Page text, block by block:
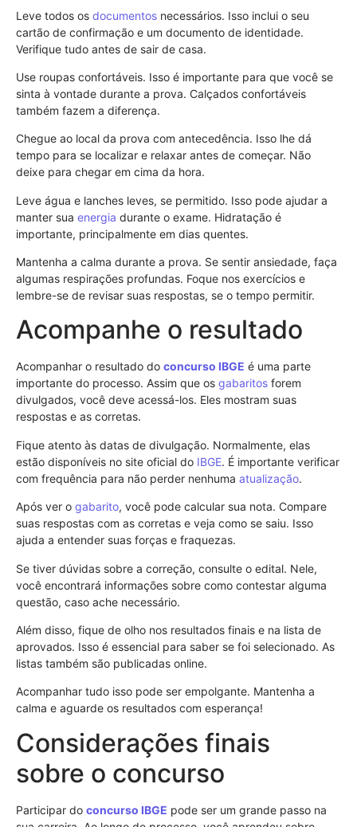
Leve todos os documentos necessários. Isso inclui o seu
cartão de confirmação e um documento de identidade.
Verifique tudo antes de sair de casa.
Use roupas confortáveis. Isso é importante para que você se
sinta à vontade durante a prova. Calçados confortáveis
também fazem a diferença.
Chegue ao local da prova com antecedência. Isso lhe dá
tempo para se localizar e relaxar antes de começar. Não
deixe para chegar em cima da hora.
Leve água e lanches leves, se permitido. Isso pode ajudar a
manter sua energia durante o exame. Hidratação é
importante, principalmente em dias quentes.
Mantenha a calma durante a prova. Se sentir ansiedade, faça
algumas respirações profundas. Foque nos exercícios e
lembre-se de revisar suas respostas, se o tempo permitir.
Acompanhe o resultado
Acompanhar o resultado do concurso IBGE é uma parte
importante do processo. Assim que os gabaritos forem
divulgados, você deve acessá-los. Eles mostram suas
respostas e as corretas.
Fique atento às datas de divulgação. Normalmente, elas
estão disponíveis no site oficial do IBGE. É importante verificar
com frequência para não perder nenhuma atualização.
Após ver o gabarito, você pode calcular sua nota. Compare
suas respostas com as corretas e veja como se saiu. Isso
ajuda a entender suas forças e fraquezas.
Se tiver dúvidas sobre a correção, consulte o edital. Nele,
você encontrará informações sobre como contestar alguma
questão, caso ache necessário.
Além disso, fique de olho nos resultados finais e na lista de
aprovados. Isso é essencial para saber se foi selecionado. As
listas também são publicadas online.
Acompanhar tudo isso pode ser empolgante. Mantenha a
calma e aguarde os resultados com esperança!
Considerações finais
sobre o concurso
Participar do concurso IBGE pode ser um grande passo na